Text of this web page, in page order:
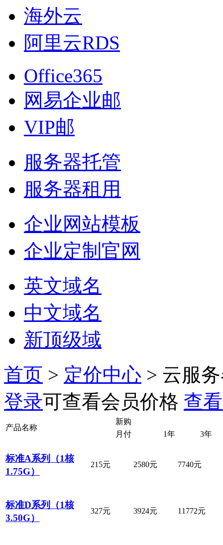
海外云
阿里云RDS
Office365
网易企业邮
VIP邮
服务器托管
服务器租用
企业网站模板
企业定制官网
英文域名
中文域名
新顶级域
首页 > 定价中心 > 云服
登录可查看会员价格 查
产品名称
新购
月付
1年 3年
标准A系列（1核
1.75G）
215元 2580元 7740元
标准D系列（1核
3.50G）
327元 3924元 11772元